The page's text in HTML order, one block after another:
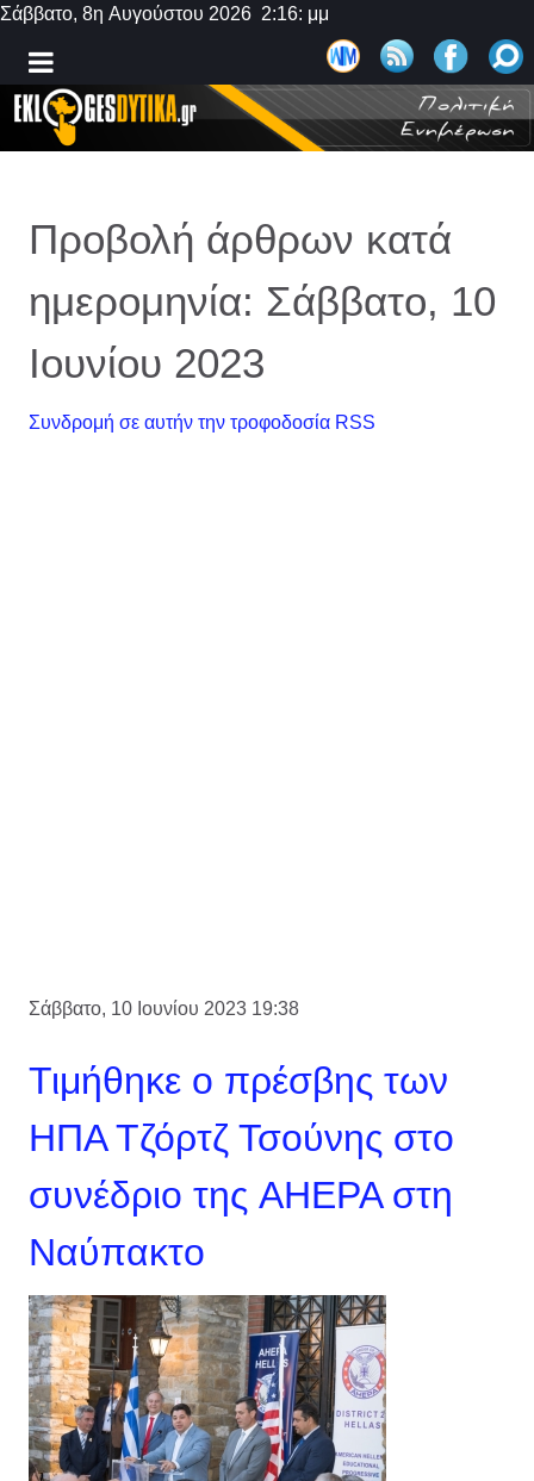
Σάββατο, 8η Αυγούστου 2026 2:16: μμ
Προβολή άρθρων κατά
ημερομηνία: Σάββατο, 10
Ιουνίου 2023
Συνδρομή σε αυτήν την τροφοδοσία RSS
Σάββατο, 10 Ιουνίου 2023 19:38
Τιμήθηκε ο πρέσβης των
ΗΠΑ Τζόρτζ Τσούνης στο
συνέδριο της AHEPA στη
Ναύπακτο